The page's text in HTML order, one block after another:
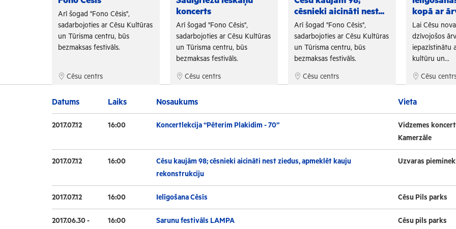
Arī šogad "Fono Cēsis",
sadarbojoties ar Cēsu Kultūras
un Tūrisma centru, būs
bezmaksas festivāls.
Cēsu centrs
koncerts
Arī šogad "Fono Cēsis",
sadarbojoties ar Cēsu Kultūras
un Tūrisma centru, būs
bezmaksas festivāls.
Cēsu centrs
cēsnieki aicināti nest...
Arī šogad "Fono Cēsis",
sadarbojoties ar Cēsu Kultūras
un Tūrisma centru, būs
bezmaksas festivāls.
Cēsu centrs
kopā ar
Lai Cēsu
dzīvojošos
iepazīstinātu
kultūru un...
Cēsu
Datums Laiks Nosaukums Vieta
2017.07.12 16:00 Koncertlekcija “Pēterim Plakidim - 70”
Vidzemes
Kamerzāle
2017.07.12 16:00
Cēsu kaujām 98; cēsnieki aicināti nest ziedus, apmeklēt kauju
rekonstrukciju
Uzvaras
2017.07.12 16:00 Ielīgošana Cēsīs Cēsu Pils parks
2017.06.30 -
16:00 Sarunu festivāls LAMPA Cēsu pils parks